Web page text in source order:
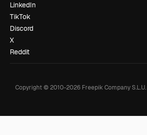
LinkedIn
TikTok
Discord
X
Reddit
Copyright © 2010-2026 Freepik Company S.L.U.